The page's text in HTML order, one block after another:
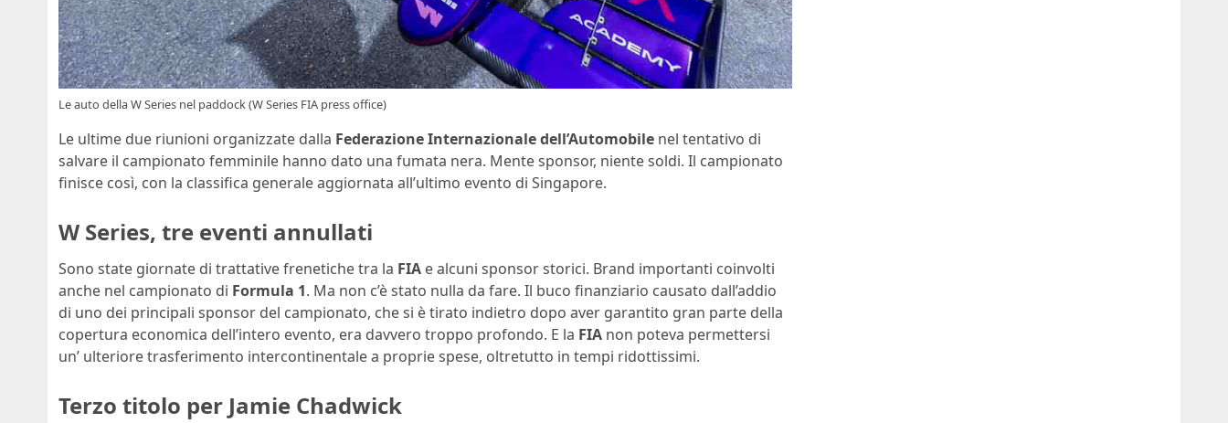
Le auto della W Series nel paddock (W Series FIA press office)
Le ultime due riunioni organizzate dalla Federazione Internazionale dell’Automobile nel tentativo di
salvare il campionato femminile hanno dato una fumata nera. Mente sponsor, niente soldi. Il campionato
finisce così, con la classifica generale aggiornata all’ultimo evento di Singapore.
W Series, tre eventi annullati
Sono state giornate di trattative frenetiche tra la FIA e alcuni sponsor storici. Brand importanti coinvolti
anche nel campionato di Formula 1. Ma non c’è stato nulla da fare. Il buco finanziario causato dall’addio
di uno dei principali sponsor del campionato, che si è tirato indietro dopo aver garantito gran parte della
copertura economica dell’intero evento, era davvero troppo profondo. E la FIA non poteva permettersi
un’ ulteriore trasferimento intercontinentale a proprie spese, oltretutto in tempi ridottissimi.
Terzo titolo per Jamie Chadwick